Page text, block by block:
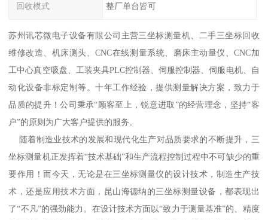
回收模式 整厂单台皆可
苏州讯芯微电子设备有限公司主营三坐标测量机、二手三坐标回收
维修改造、机床测头、CNC在线测量系统、磨床主动量仪、CNC加
工中心真空吸盘、工装夹具PLC控制器、伺服控制器、伺服电机、自
动化设备非标定制等。十年工作经验，提供测量解决方案，致力于
品质的提升！公司秉承“顾客至上，锐意进取”的经营理念，坚持“客
户”的原则为广大客户提供的服务。
随着制造业技术的发展和现代化生产对品质要求的不断提升，三
坐标测量机正发挥着“技术基础”和生产流程控制过程中不可缺少的重
要作用！而今天，无论是在三坐标测量仪的设计技术，制造生产技
术，还是应用技术方面，昆山海德纳的三坐标测量设备，都表现出
了“不凡”的强劲能力。在设计技术方面以“致力于测量基准”的、精度